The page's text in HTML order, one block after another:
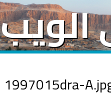
الويب